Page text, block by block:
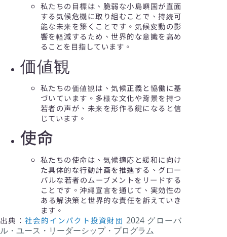
私たちの目標は、脆弱な小島嶼国が直面
する気候危機に取り組むことで、持続可
能な未来を築くことです。気候変動の影
響を軽減するため、世界的な意識を高め
ることを目指しています。
価値観
私たちの価値観は、気候正義と協働に基
づいています。多様な文化や背景を持つ
若者の声が、未来を形作る鍵になると信
じています。
使命
私たちの使命は、気候適応と緩和に向け
た具体的な行動計画を推進する、グロー
バルな若者のムーブメントをリードする
ことです。沖縄宣言を通じて、実効性の
ある解決策と世界的な責任を訴えていき
ます。
出典： 社会的インパクト投資財団 2024 グローバ
ル・ユース・リーダーシップ・プログラム